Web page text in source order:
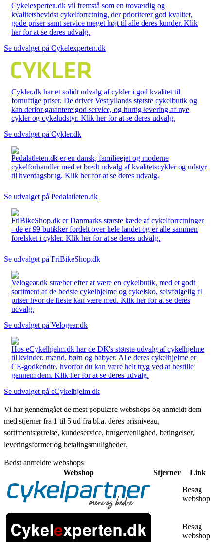
Cykelexperten.dk vil fremstå som en troværdig og
kvalitetsbevidst cykelforretning, der prioriterer god kvalitet,
gode priser samt service meget højt til alle deres kunder. Klik
her for at se deres udvalg.
Se udvalget på Cykelexperten.dk
Cykler.dk har et solidt udvalg af cykler i god kvalitet til
fornuftige priser. De driver Vestjyllands største cykelbutik og
kan derfor garantere god service, og hurtig levering af nye
cykler og cykeludstyr. Klik her for at se deres udvalg.
Se udvalget på Cykler.dk
Pedalatleten.dk er en dansk, familieejet og moderne
cykelforhandler med et bredt udvalg af kvalitetscykler og udstyr
til hverdagsbrug. Klik her for at se deres udvalg.
Se udvalget på Pedalatleten.dk
FriBikeShop.dk er Danmarks største kæde af cykelforretninger
- de er 99 butikker fordelt over hele landet og er alle sammen
forelsket i cykler. Klik her for at se deres udvalg.
Se udvalget på FriBikeShop.dk
Velogear.dk stræber efter at være en cykelbutik, med et godt
sortiment af de bedste cykelhjelme og cykelsko, selvfølgelig til
priser hvor de fleste kan være med. Klik her for at se deres
udvalg.
Se udvalget på Velogear.dk
Hos eCykelhjelm.dk har de DK's største udvalg af cykelhjelme
til kvinder, mænd, børn og babyer. Alle deres cykelhjelme er
CE-godkendte, hvorfor du kan være helt tryg ved at bestille
gennem dem. Klik her for at se deres udvalg.
Se udvalget på eCykelhjelm.dk
Vi har gennemgået de mest populære webshops og anmeldt dem
med stjerner fra 1 til 5 ud fra bl.a. deres prisniveau,
sortimentstørrelse, kundeservice, brugervenlighed, betingelser,
leveringsformer og betalingsmuligheder.
Bedst anmeldte webshops
Webshop
Stjerner Link
Besøg
webshop
Besøg
webshop